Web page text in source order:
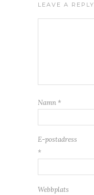
LEAVE A REPLY
Namn *
E-postadress
*
Webbplats